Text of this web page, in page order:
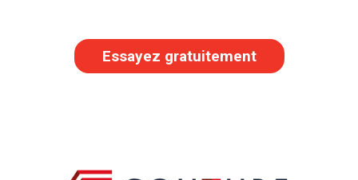
Essayez gratuitement